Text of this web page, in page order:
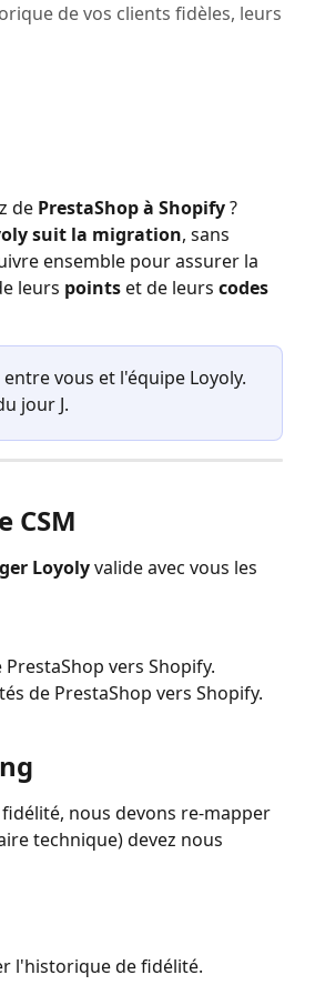
de vos clients fidèles, leurs
de PrestaShop à Shopify ?
suit la migration, sans
ensemble pour assurer la
leurs points et de leurs codes
entre vous et l'équipe Loyoly.
jour J.
CSM
Loyoly valide avec vous les
vers Shopify.
de PrestaShop vers Shopify.
nous devons re-mapper
technique) devez nous
l'historique de fidélité.